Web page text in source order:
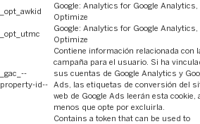
_opt_awkid
Google: Analytics for Google Analytics,
Optimize
_opt_utmc
Google: Analytics for Google Analytics,
Optimize
_gac_--
property-id--
Contiene información relacionada con
campaña para el usuario. Si ha
sus cuentas de Google Analytics y
Ads, las etiquetas de conversión del
web de Google Ads leerán esta cookie,
menos que opte por excluirla.
Contains a token that can be used to